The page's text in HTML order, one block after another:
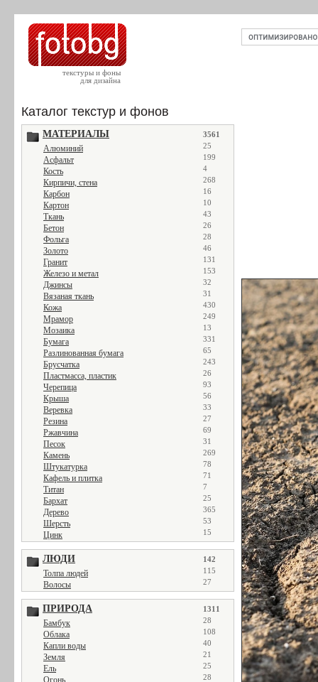
текстуры и фоны
для дизайна
Каталог текстур и фонов
МАТЕРИАЛЫ 3561
Алюминий 25
Асфальт 199
Кость 4
Кирпичи, стена 268
Карбон 16
Картон 10
Ткань 43
Бетон 26
Фольга 28
Золото 46
Гранит 131
Железо и метал 153
Джинсы 32
Вязаная ткань 31
Кожа 430
Мрамор 249
Мозаика 13
Бумага 331
Разлинованная бумага 65
Брусчатка 243
Пластмасса, пластик 26
Черепица 93
Крыша 56
Веревка 33
Резина 27
Ржавчина 69
Песок 31
Камень 269
Штукатурка 78
Кафель и плитка 71
Титан 7
Бархат 25
Дерево 365
Шерсть 53
Цинк 15
ЛЮДИ 142
Толпа людей 115
Волосы 27
ПРИРОДА 1311
Бамбук 28
Облака 108
Капли воды 40
Земля 21
Ель 25
Огонь 28